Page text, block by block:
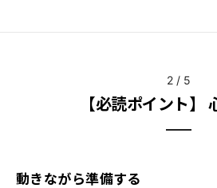
2 / 5
【必読ポイント】
動きながら準備する